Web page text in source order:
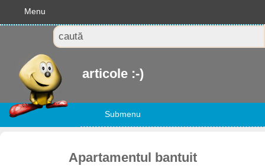
Menu
articole :-)
Submenu
Apartamentul bantuit